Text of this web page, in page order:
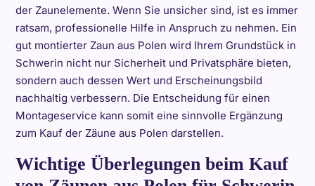
der Zaunelemente. Wenn Sie unsicher sind, ist es immer
ratsam, professionelle Hilfe in Anspruch zu nehmen. Ein
gut montierter Zaun aus Polen wird Ihrem Grundstück in
Schwerin nicht nur Sicherheit und Privatsphäre bieten,
sondern auch dessen Wert und Erscheinungsbild
nachhaltig verbessern. Die Entscheidung für einen
Montageservice kann somit eine sinnvolle Ergänzung
zum Kauf der Zäune aus Polen darstellen.
Wichtige Überlegungen beim Kauf